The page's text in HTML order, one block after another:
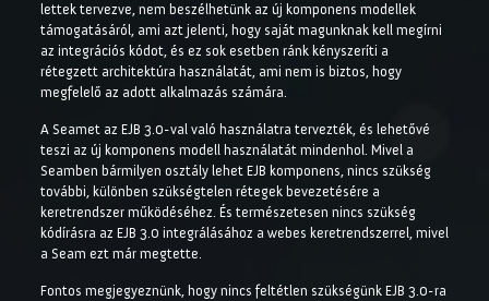
lettek tervezve, nem beszélhetünk az új komponens modellek
támogatásáról, ami azt jelenti, hogy saját magunknak kell megírni
az integrációs kódot, és ez sok esetben ránk kényszeríti a
rétegzett architektúra használatát, ami nem is biztos, hogy
megfelelő az adott alkalmazás számára.
A Seamet az EJB 3.0-val való használatra tervezték, és lehetővé
teszi az új komponens modell használatát mindenhol. Mivel a
Seamben bármilyen osztály lehet EJB komponens, nincs szükség
további, különben szükségtelen rétegek bevezetésére a
keretrendszer működéséhez. És természetesen nincs szükség
kódírásra az EJB 3.0 integrálásához a webes keretrendszerrel, mivel
a Seam ezt már megtette.
Fontos megjegyeznünk, hogy nincs feltétlen szükségünk EJB 3.0-ra